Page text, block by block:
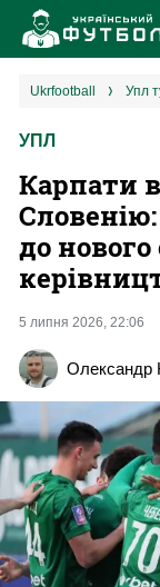
ukrfootball упл
УПЛ
Карпати
до нового
5 липня 2026, 22:06
Олександр